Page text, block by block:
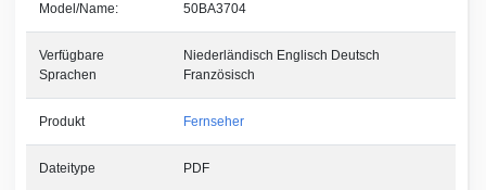
Model/Name: 50BA3704
Verfügbare
Sprachen
Niederländisch Englisch Deutsch
Französisch
Produkt Fernseher
Dateitype PDF